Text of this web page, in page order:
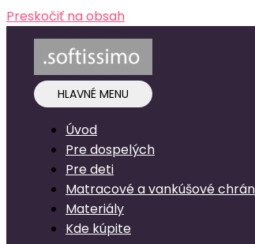
Preskočiť na obsah
HLAVNÉ MENU
Úvod
Pre dospelých
Pre deti
Matracové a vankúšové
Materiály
Kde kúpite